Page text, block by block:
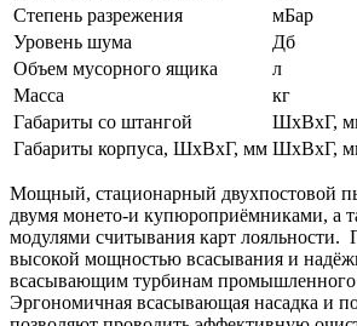
Степень разрежения
мБар
Уровень шума
Дб
Объем мусорного ящика
л
Масса
кг
Габариты со штангой
ШхВхГ,
Габариты корпуса, ШхВхГ, мм ШхВхГ,
Мощный, стационарный двухпостовой
двумя монето-и купюроприёмниками, а
модулями считывания карт лояльности.
высокой мощностью всасывания и
всасывающим турбинам промышленного
Эргономичная всасывающая насадка и